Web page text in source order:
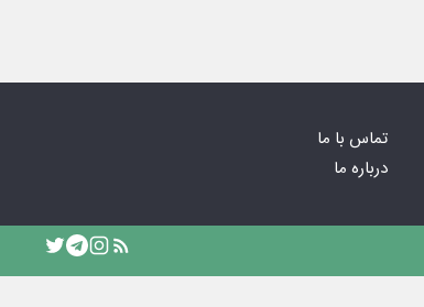
تماس با ما
درباره ما